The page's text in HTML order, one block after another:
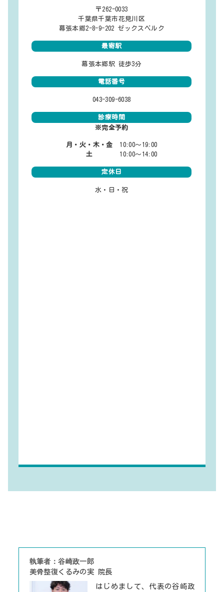
〒262-0033
千葉県千葉市花見川区
幕張本郷2-8-9-202 ゼックスベルク
最寄駅
幕張本郷駅 徒歩3分
電話番号
043-309-6038
診療時間
※完全予約
月・火・木・金 10:00～19:00
土 10:00～14:00
定休日
水・日・祝
執筆者：谷崎政一郎
美骨整復くるみの実 院長
はじめまして、代表の谷崎政